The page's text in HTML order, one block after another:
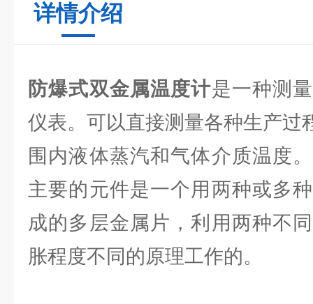
详情介绍
防爆式双金属温度计是一种测
仪表。可以直接测量各种生产
围内液体蒸汽和气体介质温度
主要的元件是一个用两种或多
成的多层金属片，利用两种不
胀程度不同的原理工作的。